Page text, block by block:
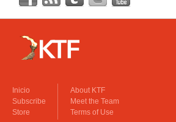
Inicio
Subscribe
Store
About KTF
Meet the Team
Terms of Use